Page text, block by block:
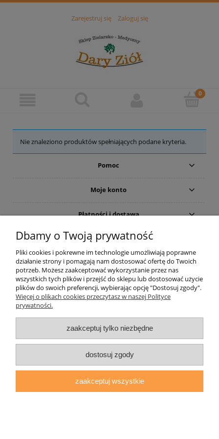
Zarejestruj się Zaloguj się
Nie znaleziono produktów spełniających podane kryteria.
Pomoc
Moje konto
Płatności i dostawa
Informacje
O nas
daryziol.pl| ul. Grodzka Nr 23, 67-200 Głogów | woj. dolnośląskie
| tel.: 513093168 | email:sklep@daryziol.pl| NIP: 6921579498 |
pokaż pełną wersję strony
Sklep internetowy Shoper.pl
Dbamy o Twoją prywatność
Pliki cookies i pokrewne im technologie umożliwiają poprawne
działanie strony i pomagają nam dostosować ofertę do Twoich
potrzeb. Możesz zaakceptować wykorzystanie przez nas
wszystkich tych plików i przejść do sklepu lub dostosować użycie
plików do swoich preferencji, wybierając opcję "Dostosuj zgody".
Więcej o plikach cookies przeczytasz w naszej Polityce
prywatności.
zaakceptuj tylko niezbędne
dostosuj zgody
zaakceptuj wszystkie